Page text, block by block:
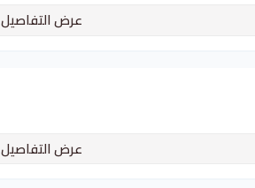
عرض التفاصيل
عرض التفاصيل